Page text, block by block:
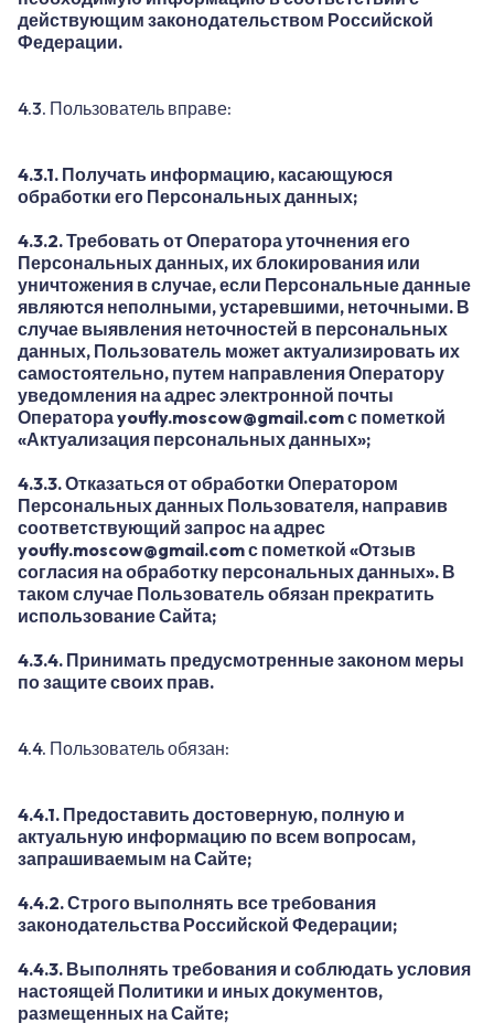
действующим законодательством Российской
Федерации.
4.3. Пользователь вправе:
4.3.1. Получать информацию, касающуюся
обработки его Персональных данных;
4.3.2. Требовать от Оператора уточнения его
Персональных данных, их блокирования или
уничтожения в случае, если Персональные данные
являются неполными, устаревшими, неточными. В
случае выявления неточностей в персональных
данных, Пользователь может актуализировать их
самостоятельно, путем направления Оператору
уведомления на адрес электронной почты
Оператораyoufly.moscow@gmail.comс пометкой
«Актуализация персональных данных»;
4.3.3. Отказаться от обработки Оператором
Персональных данных Пользователя, направив
соответствующий запрос на адрес
youfly.moscow@gmail.comс пометкой «Отзыв
согласия на обработку персональных данных». В
таком случае Пользователь обязан прекратить
использование Сайта;
4.3.4. Принимать предусмотренные законом меры
по защите своих прав.
4.4. Пользователь обязан:
4.4.1. Предоставить достоверную, полную и
актуальную информацию по всем вопросам,
запрашиваемым на Сайте;
4.4.2. Строго выполнять все требования
законодательства Российской Федерации;
4.4.3. Выполнять требования и соблюдать условия
настоящей Политики и иных документов,
размещенных на Сайте;